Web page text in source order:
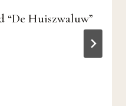
Huiszwaluw”